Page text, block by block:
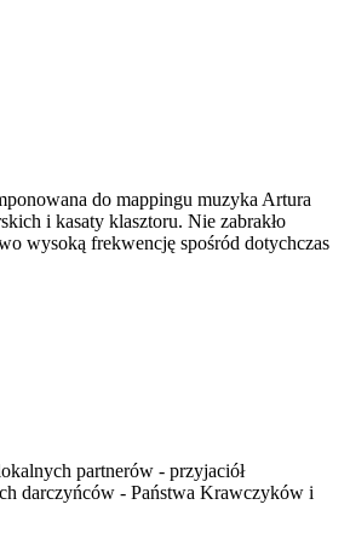
do mappingu muzyka Artura
i kasaty klasztoru. Nie zabrakło
wysoką frekwencję spośród dotychczas
partnerów - przyjaciół
darczyńców - Państwa Krawczyków i